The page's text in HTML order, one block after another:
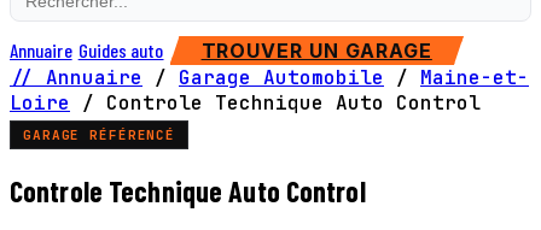
Annuaire Guides auto TROUVER UN GARAGE
// Annuaire / Garage Automobile / Maine-et-
Loire
/ Controle Technique Auto Control
GARAGE RÉFÉRENCÉ
Controle Technique Auto Control